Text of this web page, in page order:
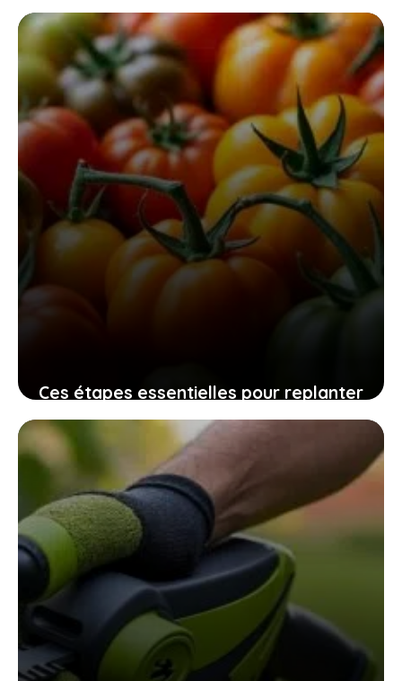
swansoft pru28 pour un jardinage
efficace, sûr et sans fatigue
10 novembre 2025
Ces étapes essentielles pour replanter
vos graines de tomates maison
assurent une récolte pleine de saveurs
10 novembre 2025